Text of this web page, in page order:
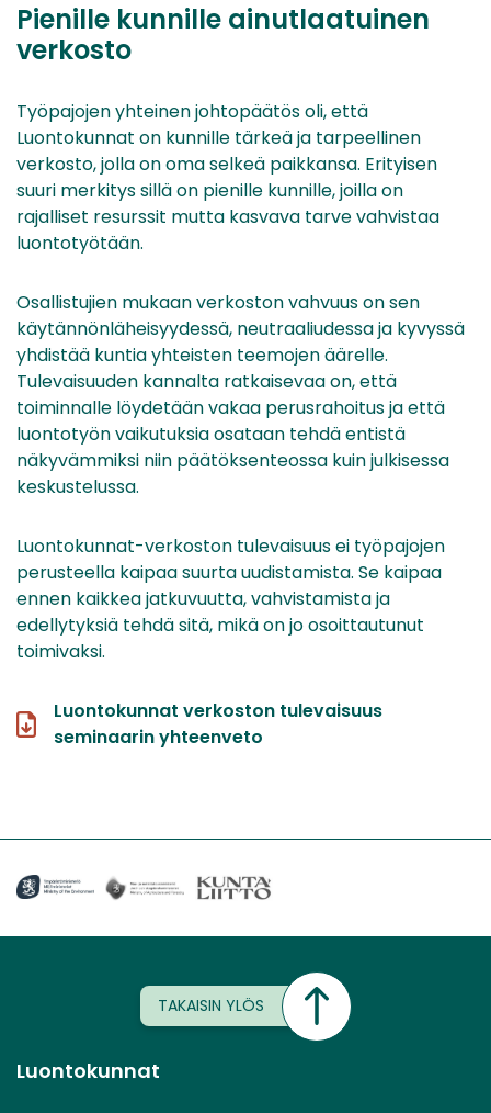
Pienille kunnille ainutlaatuinen
verkosto
Työpajojen yhteinen johtopäätös oli, että
Luontokunnat on kunnille tärkeä ja tarpeellinen
verkosto, jolla on oma selkeä paikkansa. Erityisen
suuri merkitys sillä on pienille kunnille, joilla on
rajalliset resurssit mutta kasvava tarve vahvistaa
luontotyötään.
Osallistujien mukaan verkoston vahvuus on sen
käytännönläheisyydessä, neutraaliudessa ja kyvyssä
yhdistää kuntia yhteisten teemojen äärelle.
Tulevaisuuden kannalta ratkaisevaa on, että
toiminnalle löydetään vakaa perusrahoitus ja että
luontotyön vaikutuksia osataan tehdä entistä
näkyvämmiksi niin päätöksenteossa kuin julkisessa
keskustelussa.
Luontokunnat-verkoston tulevaisuus ei työpajojen
perusteella kaipaa suurta uudistamista. Se kaipaa
ennen kaikkea jatkuvuutta, vahvistamista ja
edellytyksiä tehdä sitä, mikä on jo osoittautunut
toimivaksi.
Luontokunnat verkoston tulevaisuus
seminaarin yhteenveto
TAKAISIN YLÖS
Luontokunnat